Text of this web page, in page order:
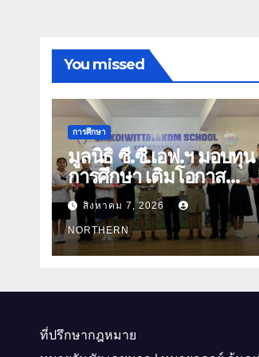
You missed
การศึกษา
มูลนิธิ ซี.ซี.เอฟ.ฯ มอบทุน
การศึกษา เติมโอกาส
ทางการศึกษา สร้าง
อนาคตที่มั่นคงให้เด็กและ
เยาวชนด้อยโอกาส
สิงหาคม 7, 2026
NORTHERN
ที่ปรึกษากฎหมาย